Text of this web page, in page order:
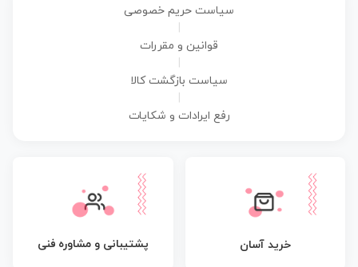
سیاست حریم خصوصی
قوانین و مقررات
سیاست بازگشت کالا
رفع ایرادات و شکایات
خرید آسان پشتیبانی و مشاوره فنی